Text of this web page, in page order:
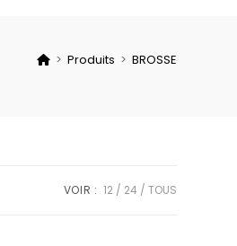
> Produits > BROSSE
VOIR : 12 24 TOUS